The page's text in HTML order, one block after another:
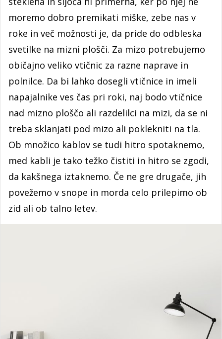
moremo dobro premikati miške, zebe nas v
roke in več možnosti je, da pride do odbleska
svetilke na mizni plošči. Za mizo potrebujemo
običajno veliko vtičnic za razne naprave in
polnilce. Da bi lahko dosegli vtičnice in imeli
napajalnike ves čas pri roki, naj bodo vtičnice
nad mizno ploščo ali razdelilci na mizi, da se ni
treba sklanjati pod mizo ali poklekniti na tla.
Ob množico kablov se tudi hitro spotaknemo,
med kabli je tako težko čistiti in hitro se zgodi,
da kakšnega iztaknemo. Če ne gre drugače, jih
povežemo v snope in morda celo prilepimo ob
zid ali ob talno letev.